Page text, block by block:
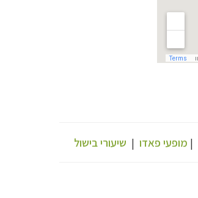
| מופעי פאדו | שיעורי בישול